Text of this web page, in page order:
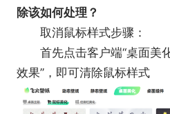
除该如何处理？
取消鼠标样式步骤：
首先点击客户端“桌面美化
效果”，即可清除鼠标样式